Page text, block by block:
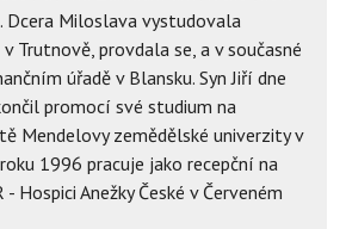
Dcera Miloslava vystudovala
Trutnově, provdala se, a v současné
úřadě v Blansku. Syn Jiří dne
promocí své studium na
Mendelovy zemědělské univerzity v
1996 pracuje jako recepční na
Hospici Anežky České v Červeném